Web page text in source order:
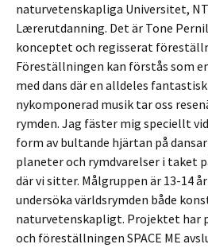
naturvetenskapliga Universitet,
Lærerutdanning. Det är Tone
konceptet och regisserat
Föreställningen kan förstås som
med dans där en alldeles
nykomponerad musik tar oss
rymden. Jag fäster mig speciellt
form av bultande hjärtan på
planeter och rymdvarelser i taket
där vi sitter. Målgruppen är 13-14
undersöka världsrymden både
naturvetenskapligt. Projektet har
och föreställningen SPACE ME